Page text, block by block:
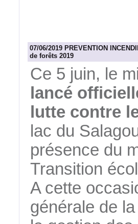
07/06/2019 PREVENTION
de forêts 2019
Ce 5 juin, le
lancé
lutte contre
lac du
présence du
Transition
A cette
générale de